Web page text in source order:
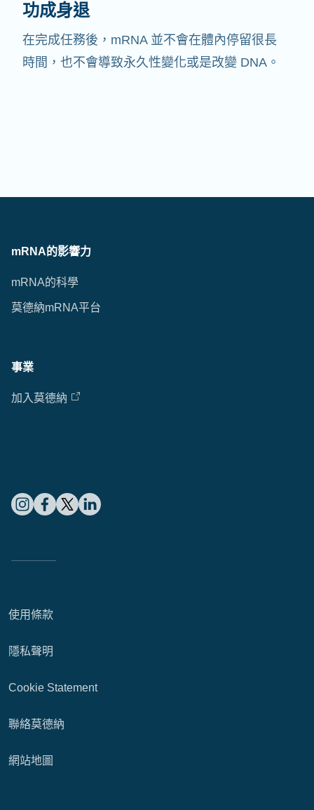
功成身退
在完成任務後，mRNA 並不會在體內停留很長
時間，也不會導致永久性變化或是改變 DNA。
mRNA的影響力
mRNA的科學
莫德納mRNA平台
事業
加入莫德納
使用條款
隱私聲明
Cookie Statement
聯絡莫德納
網站地圖